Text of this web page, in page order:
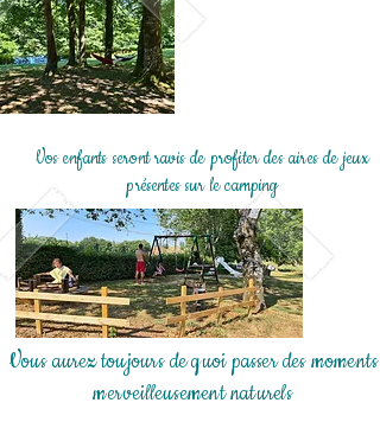
Vos enfants seront ravis de profiter des aires de jeux
présentes sur le camping
Vous aurez toujours de quoi passer des moments
merveilleusement naturels